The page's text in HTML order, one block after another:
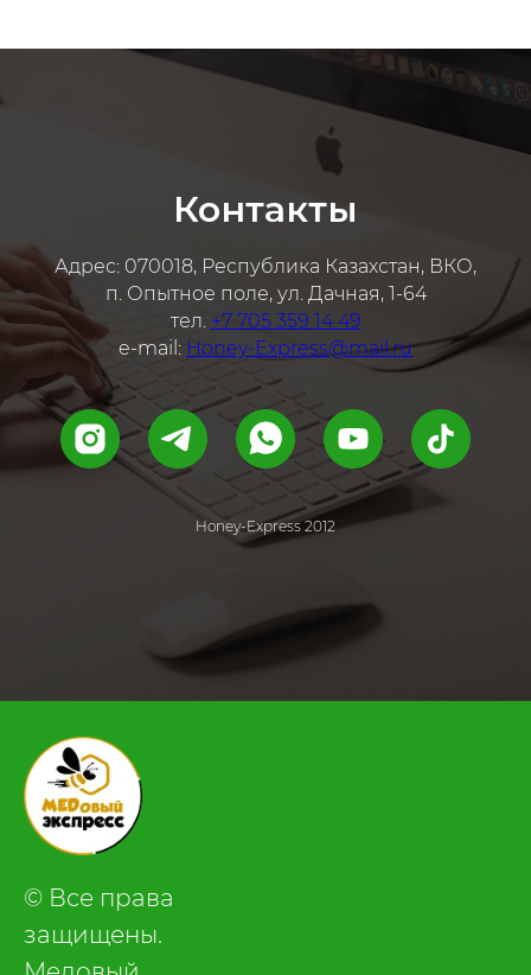
Контакты
Адрес: 070018, Республика Казахстан, ВКО,
п. Опытное поле, ул. Дачная, 1-64
тел. +7 705 359 14 49
e-mail: Honey-Express@mail.ru
Honey-Express 2012
© Все права
защищены.